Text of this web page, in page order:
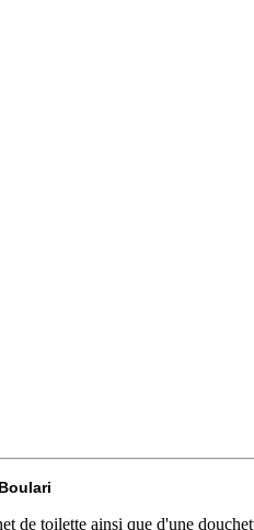
de toilette ainsi que d'une